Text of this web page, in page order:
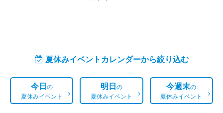
夏休みイベントカレンダーから絞り込む
今日の
夏休みイベント
明日の
夏休みイベント
今週末の
夏休みイベント